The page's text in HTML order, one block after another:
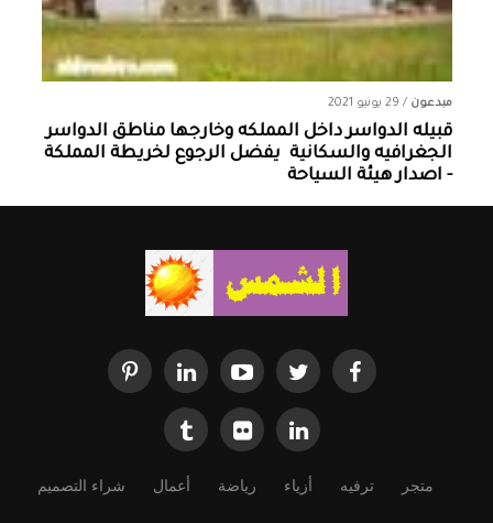
مبدعون / 29 يونيو 2021
قبيله الدواسر داخل المملكه وخارجها ‏مناطق الدواسر
الجغرافيه والسكانية ‏ يفضل الرجوع لخريطة المملكة
- اصدار هيئة السياحة
متجر ترفيه أزياء رياضة أعمال شراء التصميم